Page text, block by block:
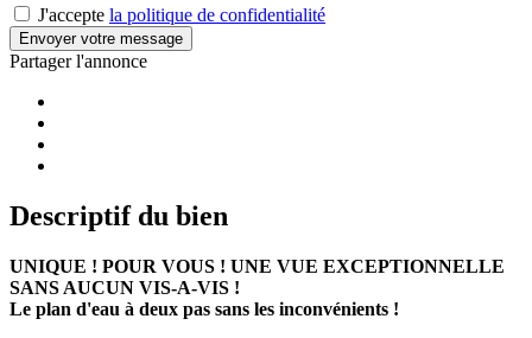
J'accepte la politique de confidentialité
Envoyer votre message
Partager l'annonce
Descriptif du bien
UNIQUE ! POUR VOUS ! UNE VUE EXCEPTIONNELLE
SANS AUCUN VIS-A-VIS !
Le plan d'eau à deux pas sans les inconvénients !